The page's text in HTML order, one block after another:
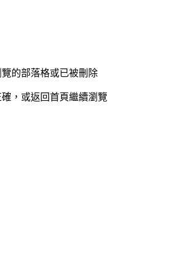
的部落格或已被刪除
，或返回首頁繼續瀏覽